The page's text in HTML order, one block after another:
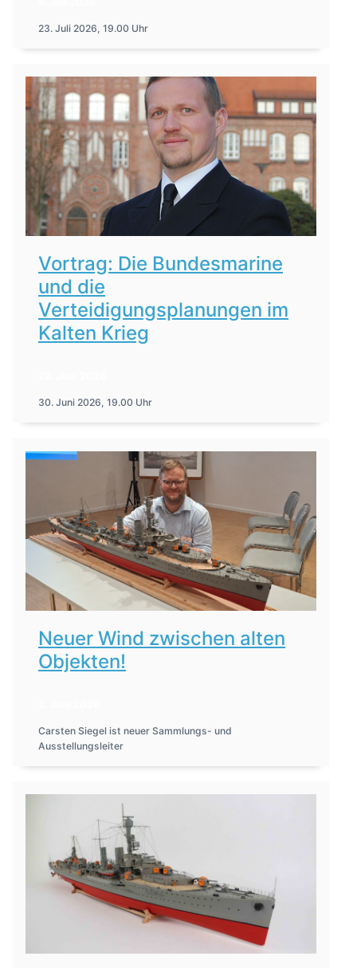
23. Juli 2026, 19.00 Uhr
Vortrag: Die Bundesmarine
und die
Verteidigungsplanungen im
Kalten Krieg
30. Juni 2026, 19.00 Uhr
Neuer Wind zwischen alten
Objekten!
Carsten Siegel ist neuer Sammlungs- und
Ausstellungsleiter